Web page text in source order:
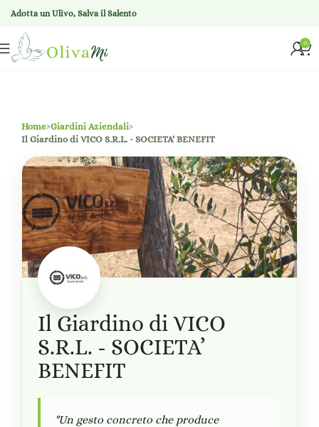
Adotta un Ulivo, Salva il Salento
0
Home›Giardini Aziendali›
Il Giardino di VICO S.R.L. - SOCIETA’ BENEFIT
Il Giardino di VICO
S.R.L. - SOCIETA’
BENEFIT
"Un gesto concreto che produce